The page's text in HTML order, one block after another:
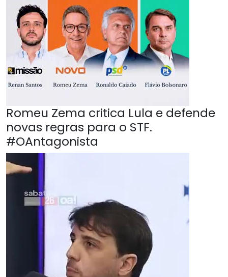
Romeu Zema critica Lula e defende
novas regras para o STF.
#OAntagonista